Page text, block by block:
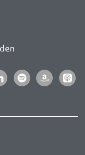
spotifyamazonapple-